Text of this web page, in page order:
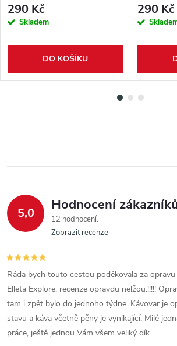
290 Kč
Skladem
DO KOŠÍKU
290 Kč
5,0 Hodnocení
12 hodnocení
Zobrazit recenze
Ráda bych touto cestou poděkovala za
Elleta Explore, recenze opravdu nelžou.!!!!!
tam i zpět bylo do jednoho týdne. Kávovar je
stavu a káva včetně pěny je vynikající. Milé
práce, ještě jednou Vám všem veliký dík.